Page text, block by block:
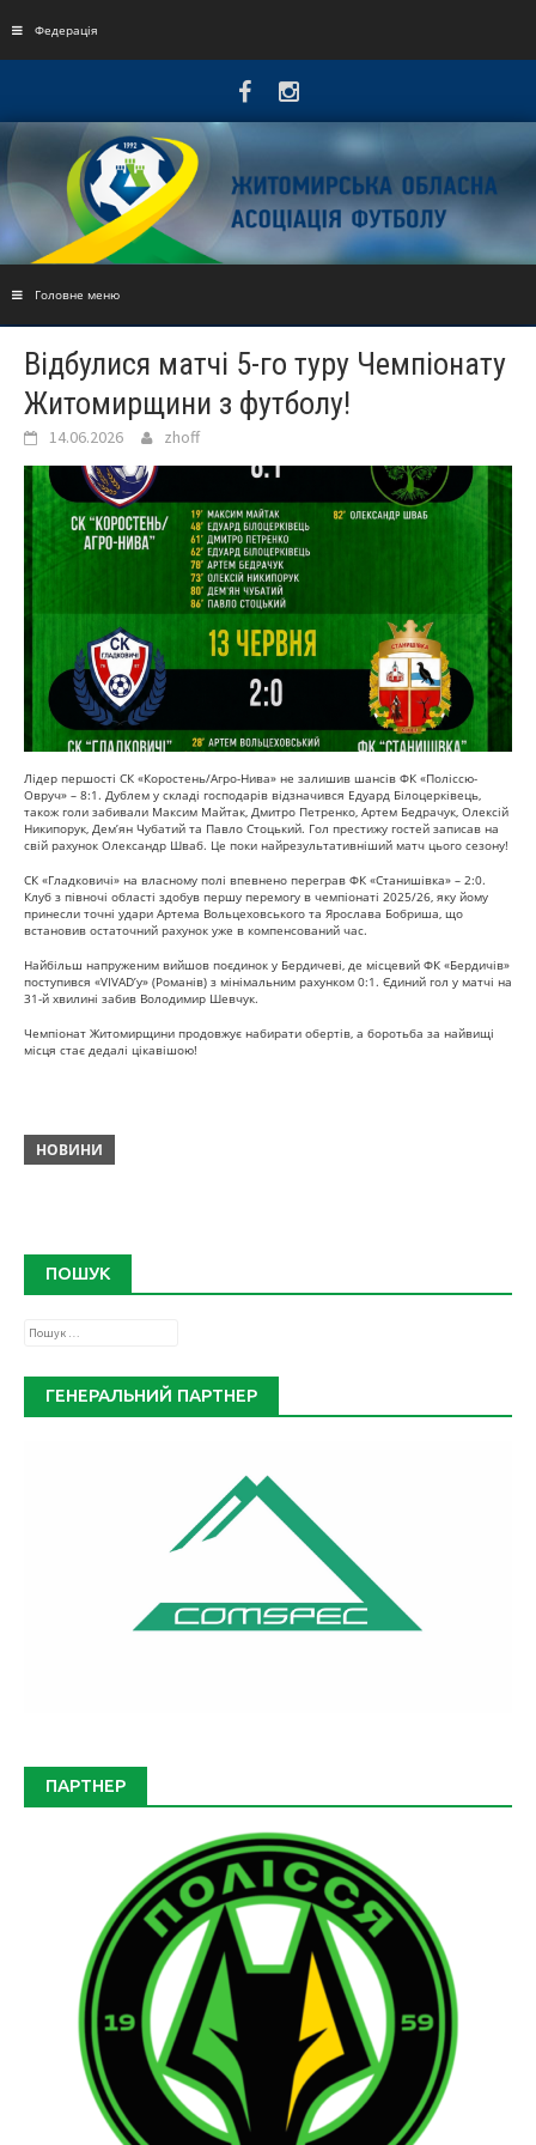
Федерація
Головне меню
Відбулися матчі 5-го туру Чемпіонату
Житомирщини з футболу!
14.06.2026 zhoff
Лідер першості СК «Коростень/Агро-Нива» не залишив шансів ФК «Поліссю-
Овруч» – 8:1. Дублем у складі господарів відзначився Едуард Білоцерківець,
також голи забивали Максим Майтак, Дмитро Петренко, Артем Бедрачук, Олексій
Никипорук, Дем’ян Чубатий та Павло Стоцький. Гол престижу гостей записав на
свій рахунок Олександр Шваб. Це поки найрезультативніший матч цього сезону!
СК «Гладковичі» на власному полі впевнено переграв ФК «Станишівка» – 2:0.
Клуб з півночі області здобув першу перемогу в чемпіонаті 2025/26, яку йому
принесли точні удари Артема Вольцеховського та Ярослава Бобриша, що
встановив остаточний рахунок уже в компенсований час.
Найбільш напруженим вийшов поєдинок у Бердичеві, де місцевий ФК «Бердичів»
поступився «VIVAD’у» (Романів) з мінімальним рахунком 0:1. Єдиний гол у матчі на
31-й хвилині забив Володимир Шевчук.
Чемпіонат Житомирщини продовжує набирати обертів, а боротьба за найвищі
місця стає дедалі цікавішою!
НОВИНИ
ПОШУК
Пошук:
ГЕНЕРАЛЬНИЙ ПАРТНЕР
ПАРТНЕР